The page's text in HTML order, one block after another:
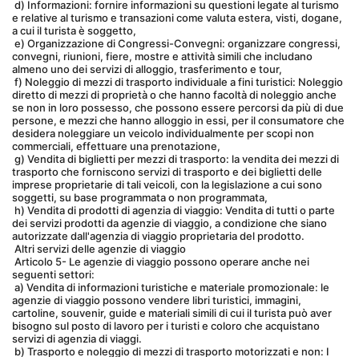
e relative al turismo e transazioni come valuta estera, visti, dogane,
a cui il turista è soggetto,
convegni, riunioni, fiere, mostre e attività simili che includano
almeno uno dei servizi di alloggio, trasferimento e tour,
diretto di mezzi di proprietà o che hanno facoltà di noleggio anche
se non in loro possesso, che possono essere percorsi da più di due
persone, e mezzi che hanno alloggio in essi, per il consumatore che
desidera noleggiare un veicolo individualmente per scopi non
commerciali, effettuare una prenotazione,
trasporto che forniscono servizi di trasporto e dei biglietti delle
imprese proprietarie di tali veicoli, con la legislazione a cui sono
soggetti, su base programmata o non programmata,
dei servizi prodotti da agenzie di viaggio, a condizione che siano
autorizzate dall'agenzia di viaggio proprietaria del prodotto.
Altri servizi delle agenzie di viaggio
seguenti settori:
agenzie di viaggio possono vendere libri turistici, immagini,
cartoline, souvenir, guide e materiali simili di cui il turista può aver
bisogno sul posto di lavoro per i turisti e coloro che acquistano
servizi di agenzia di viaggi.